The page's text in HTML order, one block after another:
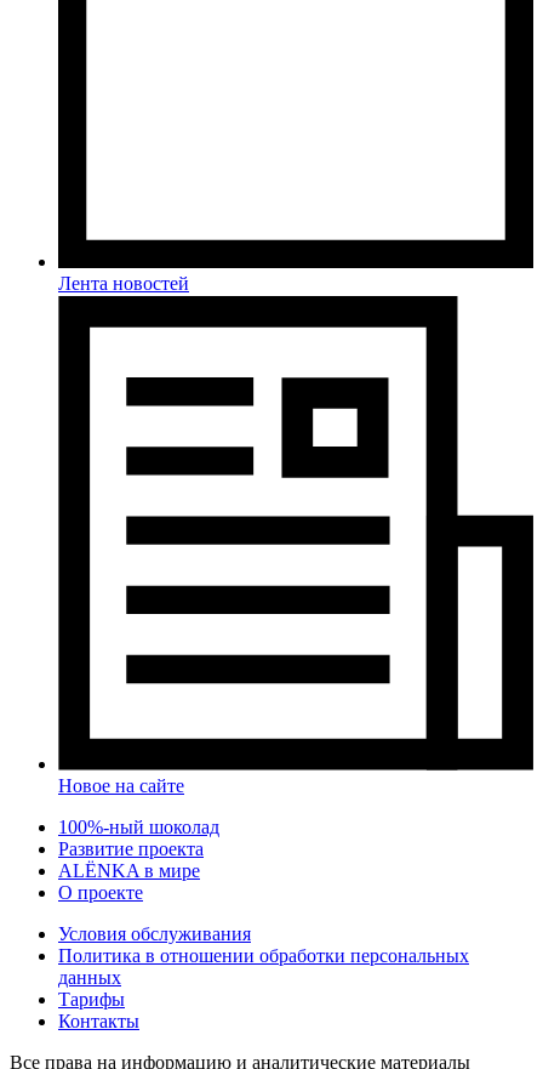
Лента новостей
Новое на сайте
100%-ный шоколад
Развитие проекта
ALЁNKA в мире
О проекте
Условия обслуживания
Политика в отношении обработки персональных
данных
Тарифы
Контакты
Все права на информацию и аналитические материалы